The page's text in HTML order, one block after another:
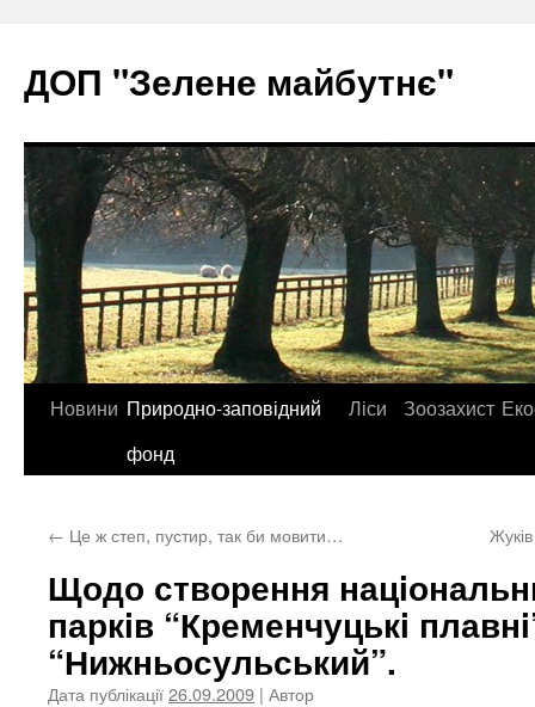
ДОП "Зелене майбутнє"
Перейти
Новини Природно-заповідний
фонд
Ліси Зоозахист
← Це ж степ, пустир, так би мовити…
Щодо створення
паркiв “Кременчуцькi
“Нижньосульський”.
Дата публікації26.09.2009 | Автор